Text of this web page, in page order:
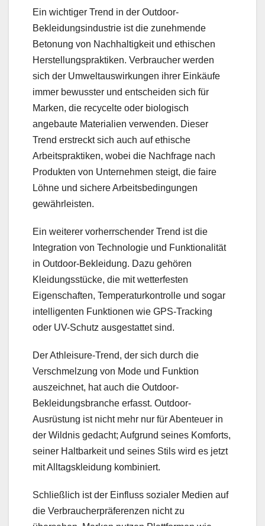
Ein wichtiger Trend in der Outdoor-
Bekleidungsindustrie ist die zunehmende
Betonung von Nachhaltigkeit und ethischen
Herstellungspraktiken. Verbraucher werden
sich der Umweltauswirkungen ihrer Einkäufe
immer bewusster und entscheiden sich für
Marken, die recycelte oder biologisch
angebaute Materialien verwenden. Dieser
Trend erstreckt sich auch auf ethische
Arbeitspraktiken, wobei die Nachfrage nach
Produkten von Unternehmen steigt, die faire
Löhne und sichere Arbeitsbedingungen
gewährleisten.
Ein weiterer vorherrschender Trend ist die
Integration von Technologie und Funktionalität
in Outdoor-Bekleidung. Dazu gehören
Kleidungsstücke, die mit wetterfesten
Eigenschaften, Temperaturkontrolle und sogar
intelligenten Funktionen wie GPS-Tracking
oder UV-Schutz ausgestattet sind.
Der Athleisure-Trend, der sich durch die
Verschmelzung von Mode und Funktion
auszeichnet, hat auch die Outdoor-
Bekleidungsbranche erfasst. Outdoor-
Ausrüstung ist nicht mehr nur für Abenteuer in
der Wildnis gedacht; Aufgrund seines Komforts,
seiner Haltbarkeit und seines Stils wird es jetzt
mit Alltagskleidung kombiniert.
Schließlich ist der Einfluss sozialer Medien auf
die Verbraucherpräferenzen nicht zu